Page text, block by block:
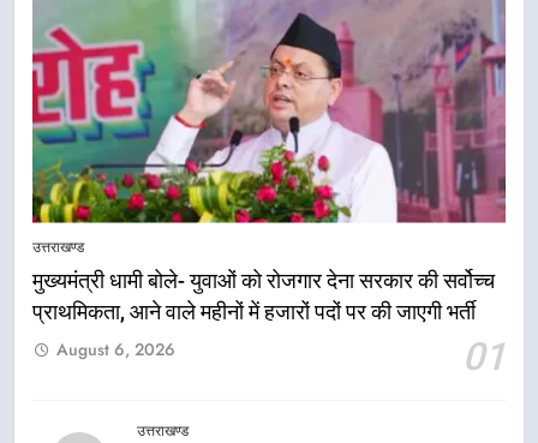
उत्तराखण्ड
मुख्यमंत्री धामी बोले- युवाओं को रोजगार देना सरकार की सर्वोच्च
प्राथमिकता, आने वाले महीनों में हजारों पदों पर की जाएगी भर्ती
01
August 6, 2026
उत्तराखण्ड
एमडीडीए बोर्ड बैठक में 25 विकास प्रस्तावों